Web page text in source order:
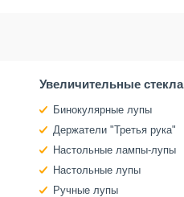
Увеличительные стекла
Бинокулярные лупы
Держатели "Третья рука"
Настольные лампы-лупы
Настольные лупы
Ручные лупы